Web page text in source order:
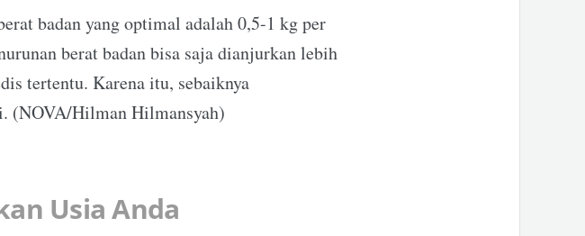
badan yang optimal adalah 0,5-1 kg per
berat badan bisa saja dianjurkan lebih
tertentu. Karena itu, sebaiknya
(NOVA/Hilman Hilmansyah)
Usia Anda